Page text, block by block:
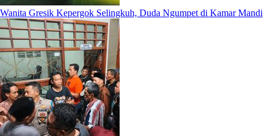
Wanita Gresik Kepergok Selingkuh, Duda Ngumpet di Kamar Mandi